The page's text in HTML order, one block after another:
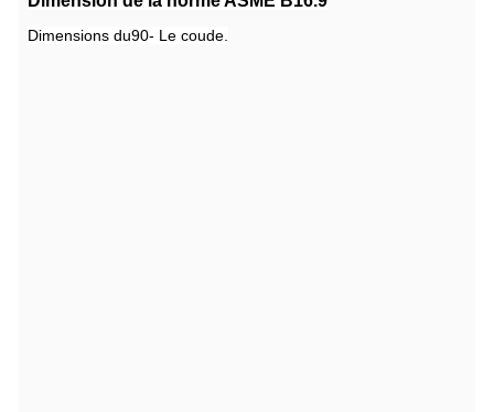
Dimensions du90- Le coude.